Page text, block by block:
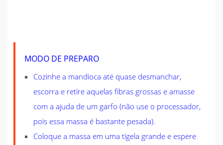
MODO DE PREPARO
Cozinhe a mandioca até quase desmanchar,
escorra e retire aquelas fibras grossas e amasse
com a ajuda de um garfo (não use o processador,
pois essa massa é bastante pesada).
Coloque a massa em uma tigela grande e espere